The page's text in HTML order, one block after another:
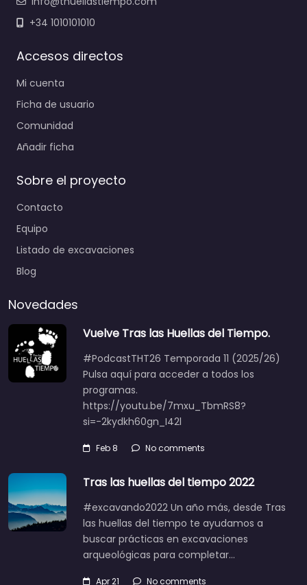
+34 1010101010
Accesos directos
Mi cuenta
Ficha de usuario
Comunidad
Añadir ficha
Sobre el proyecto
Contacto
Equipo
Listado de excavaciones
Blog
Novedades
Vuelve Tras las Huellas del Tiempo.
#PodcastTHT26 Temporada 11 (2025/26)
Pulsa aquí para acceder a todos los
programas.
https://youtu.be/7mxu_TbmRS8?
si=-2kydkh60gn_I42l
Feb 8 No comments
Tras las huellas del tiempo 2022
#excavando2022 Un año más, desde Tras
las huellas del tiempo te ayudamos a
buscar prácticas en excavaciones
arqueológicas para completar…
Apr 21 No comments